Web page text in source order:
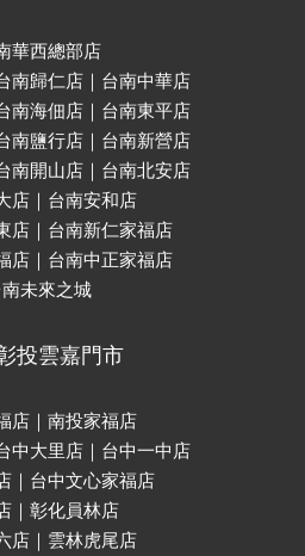
華西總部店
南歸仁店｜台南中華店
南海佃店｜台南東平店
南鹽行店｜台南新營店
南開山店｜台南北安店
店｜台南安和店
店｜台南新仁家福店
店｜台南中正家福店
未來之城
投雲嘉門市
店｜南投家福店
中大里店｜台中一中店
｜台中文心家福店
｜彰化員林店
店｜雲林虎尾店